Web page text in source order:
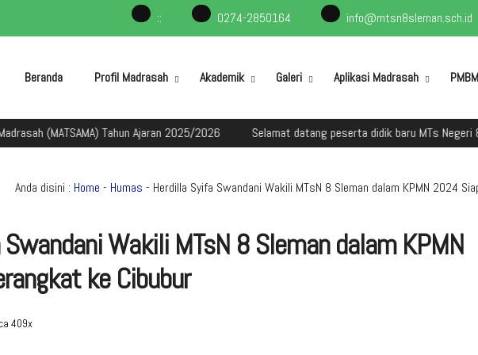
:: 0274-2850164 info@mtsn8sleman.sch.id
Beranda Profil Madrasah Akademik Galeri Aplikasi Madrasah PMBM
Tahun Ajaran 2025/2026 Selamat datang peserta didik baru MTs Negeri 8
Anda disini : Home - Humas - Herdilla Syifa Swandani Wakili MTsN 8 Sleman dalam KPMN 2024
Wakili MTsN 8 Sleman dalam KPMN
ke Cibubur
409x